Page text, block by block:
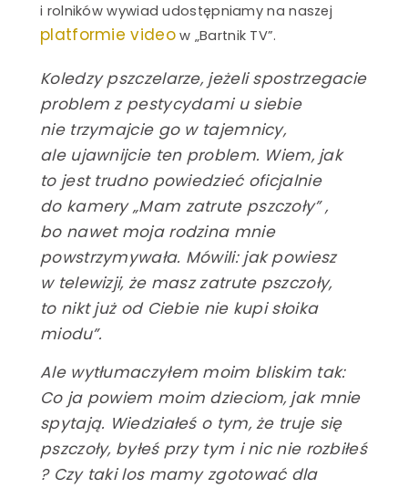
Miody
ekologiczne
śniadanie
SZCZEGÓŁY
Marki własne
i rolników wywiad udostępniamy na naszej
platformie videow „Bartnik TV”.
Koledzy pszczelarze, jeżeli spostrzegacie
problem z pestycydami u siebie
nie trzymajcie go w tajemnicy,
ale ujawnijcie ten problem. Wiem, jak
to jest trudno powiedzieć oficjalnie
do kamery „Mam zatrute pszczoły” ,
bo nawet moja rodzina mnie
powstrzymywała. Mówili: jak powiesz
w telewizji, że masz zatrute pszczoły,
to nikt już od Ciebie nie kupi słoika
miodu”.
Ale wytłumaczyłem moim bliskim tak:
Co ja powiem moim dzieciom, jak mnie
spytają. Wiedziałeś o tym, że truje się
pszczoły, byłeś przy tym i nic nie rozbiłeś
? Czy taki los mamy zgotować dla